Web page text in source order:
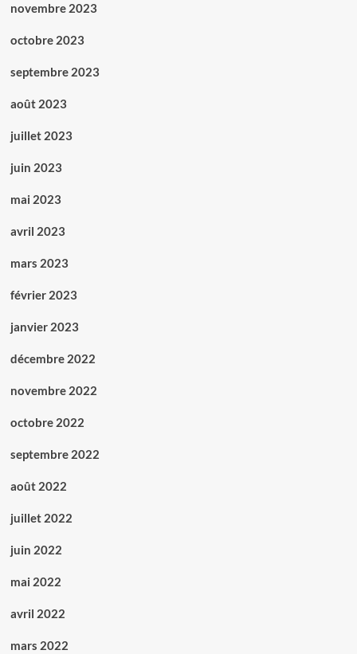
novembre 2023
octobre 2023
septembre 2023
août 2023
juillet 2023
juin 2023
mai 2023
avril 2023
mars 2023
février 2023
janvier 2023
décembre 2022
novembre 2022
octobre 2022
septembre 2022
août 2022
juillet 2022
juin 2022
mai 2022
avril 2022
mars 2022